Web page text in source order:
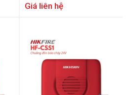
Giá liên hệ